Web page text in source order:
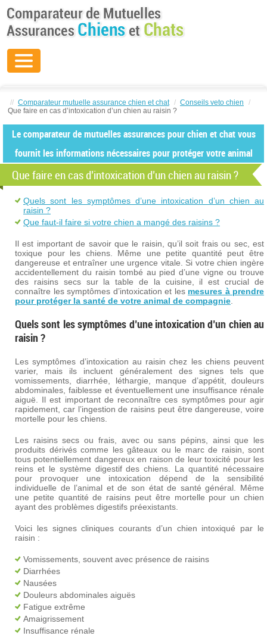
// Comparateur mutuelle assurance chien et chat / Conseils veto chien
/
Que faire en cas d’intoxication d’un chien au raisin ?
Le comparateur de mutuelles assurances pour chien et chat vous
fournit les informations nécessaires pour protéger votre animal
Que faire en cas d’intoxication d’un chien au raisin ?
Quels sont les symptômes d’une intoxication d’un chien au
raisin ?
Que faut-il faire si votre chien a mangé des raisins ?
Il est important de savoir que le raisin, qu’il soit frais ou sec, est
toxique pour les chiens. Même une petite quantité peut être
dangereuse et entraîner une urgence vitale. Si votre chien ingère
accidentellement du raisin tombé au pied d’une vigne ou trouve
des raisins secs sur la table de la cuisine, il est crucial de
connaître les symptômes d’intoxication et les mesures à prendre
pour protéger la santé de votre animal de compagnie
Quels sont les symptômes d’une intoxication d’un chien au
raisin ?
Les symptômes d’intoxication au raisin chez les chiens peuvent
varier, mais ils incluent généralement des signes tels que
vomissements, diarrhée, léthargie, manque d’appétit, douleurs
abdominales, faiblesse et éventuellement une insuffisance rénale
aiguë. Il est important de reconnaître ces symptômes pour agir
rapidement, car l’ingestion de raisins peut être dangereuse, voire
mortelle pour les chiens.
Les raisins secs ou frais, avec ou sans pépins, ainsi que les
produits dérivés comme les gâteaux ou le marc de raisin, sont
tous potentiellement dangereux en raison de leur toxicité pour les
reins et le système digestif des chiens. La quantité nécessaire
pour provoquer une intoxication dépend de la sensibilité
individuelle de l’animal et de son état de santé général. Même
une petite quantité de raisins peut être mortelle pour un chien
ayant des problèmes digestifs préexistants.
Voici les signes cliniques courants d’un chien intoxiqué par le
raisin :
Vomissements, souvent avec présence de raisins
Diarrhées
Nausées
Douleurs abdominales aiguës
Fatigue extrême
Amaigrissement
Insuffisance rénale